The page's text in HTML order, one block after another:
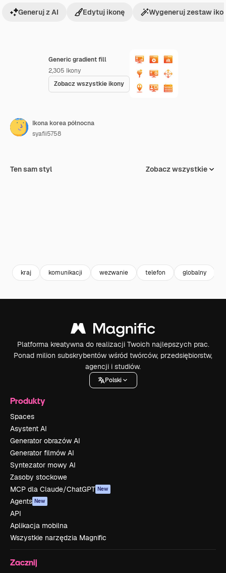
Generic gradient fill
2,305 Ikony
Zobacz wszystkie ikony
Generuj z AI Edytuj ikonę Wygeneruj zestaw
Ikona korea północna
syafii5758
Ten sam styl Zobacz wszystkie
kraj komunikacji wezwanie telefon globalny
Platforma kreatywna do realizacji Twoich najlepszych prac.
Ponad milion subskrybentów wśród twórców, przedsiębiorstw,
agencji i studiów.
Polski
Produkty
Spaces
Asystent AI
Generator obrazów AI
Generator filmów AI
Syntezator mowy AI
Zasoby stockowe
MCP dla Claude/ChatGPT New
Agents New
API
Aplikacja mobilna
Wszystkie narzędzia Magnific
Zacznij